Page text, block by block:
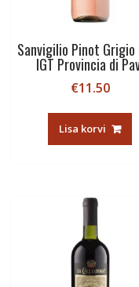
Sanvigilio Pinot Grigio
IGT Provincia di
€11.50
Lisa korvi